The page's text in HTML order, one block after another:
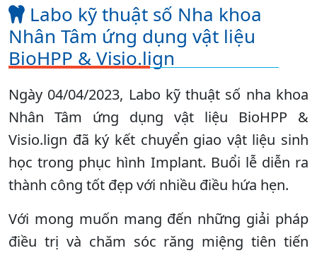
Labo kỹ thuật số Nha khoa
Nhân Tâm ứng dụng vật liệu
BioHPP & Visio.lign
Ngày 04/04/2023, Labo kỹ thuật số nha khoa
Nhân Tâm ứng dụng vật liệu BioHPP &
Visio.lign đã ký kết chuyển giao vật liệu sinh
học trong phục hình Implant. Buổi lễ diễn ra
thành công tốt đẹp với nhiều điều hứa hẹn.
Với mong muốn mang đến những giải pháp
điều trị và chăm sóc răng miệng tiên tiến